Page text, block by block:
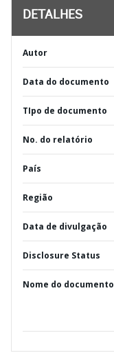
DETALHES
Autor
Data do documento
TIpo de documento
No. do relatório
País
Região
Data de divulgação
Disclosure Status
Nome do documento